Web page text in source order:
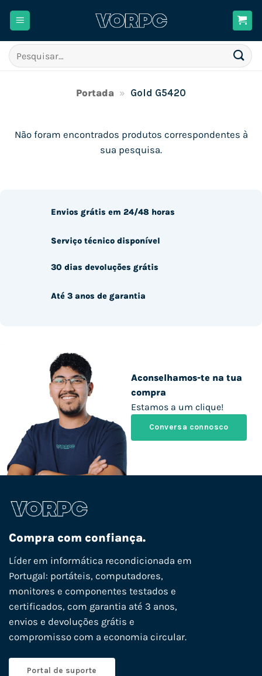
Pesquisar
por:
Portada » Gold G5420
Não foram encontrados produtos correspondentes à
sua pesquisa.
Aconselhamos-te na tua
compra
Estamos a um clique!
Conversa connosco
Envios grátis em 24/48 horas
Serviço técnico disponível
30 dias devoluções grátis
Até 3 anos de garantia
Compra com confiança.
Líder em informática recondicionada em
Portugal: portáteis, computadores,
monitores e componentes testados e
certificados, com garantia até 3 anos,
envios e devoluções grátis e
compromisso com a economia circular.
Portal de suporte